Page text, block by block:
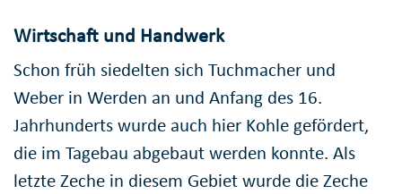
Wirtschaft und Handwerk
Schon früh siedelten sich Tuchmacher und
Weber in Werden an und Anfang des 16.
Jahrhunderts wurde auch hier Kohle gefördert,
die im Tagebau abgebaut werden konnte. Als
letzte Zeche in diesem Gebiet wurde die Zeche